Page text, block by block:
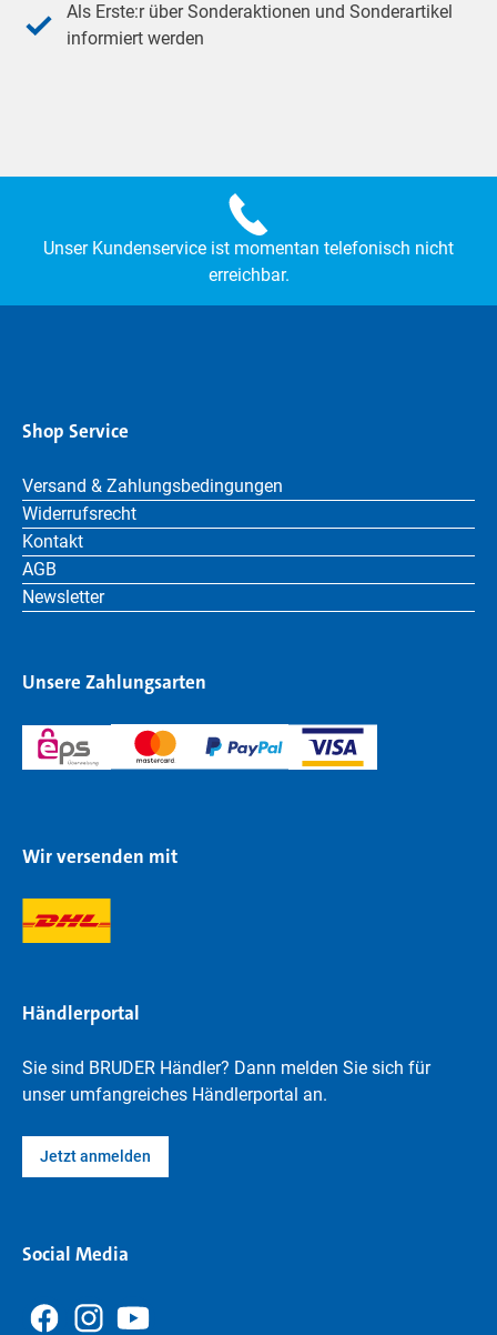
Als Erste:r über Sonderaktionen und Sonderartikel
informiert werden
Unser Kundenservice ist momentan telefonisch nicht
erreichbar.
Shop Service
Versand & Zahlungsbedingungen
Widerrufsrecht
Kontakt
AGB
Newsletter
Unsere Zahlungsarten
Wir versenden mit
Händlerportal
Sie sind BRUDER Händler? Dann melden Sie sich für
unser umfangreiches Händlerportal an.
Jetzt anmelden
Social Media